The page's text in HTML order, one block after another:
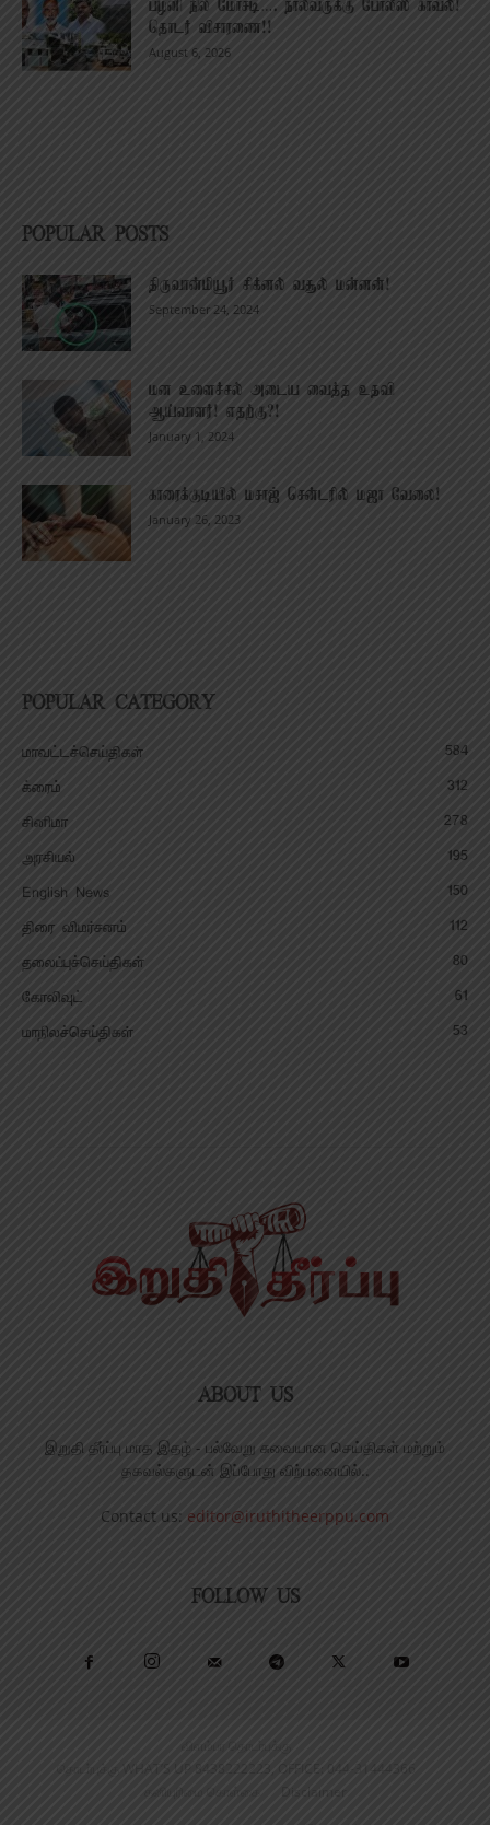
பழனி நில மோசடி…. நால்வருக்கு போலீஸ் காவல்!
தொடர் விசாரணை!!
August 6, 2026
POPULAR POSTS
திருவான்மியூர் சிக்னல் வசூல் மன்னன்!
September 24, 2024
மன உளைச்சல் அடைய வைத்த உதவி
ஆய்வாளர்! எதற்கு?!
January 1, 2024
காரைக்குடியில் மசாஜ் சென்டரில் மஜா வேலை!
January 26, 2023
POPULAR CATEGORY
மாவட்டச்செய்திகள்
584
க்ரைம்
312
சினிமா
278
அரசியல்
195
English News
150
திரை விமர்சனம்
112
தலைப்புச்செய்திகள்
80
கோலிவுட்
61
மாநிலச்செய்திகள்
53
ABOUT US
இறுதி தீர்ப்பு மாத இதழ் - பல்வேறு சுவையான செய்திகள் மற்றும்
தகவல்களுடன் இப்போது விற்பனையில்..
Contact us: editor@iruthitheerppu.com
FOLLOW US